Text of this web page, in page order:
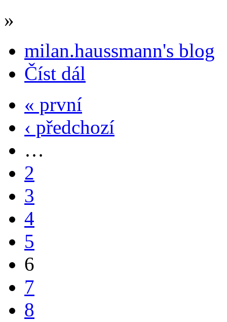
»
milan.haussmann's blog
Číst dál
« první
‹ předchozí
…
2
3
4
5
6
7
8